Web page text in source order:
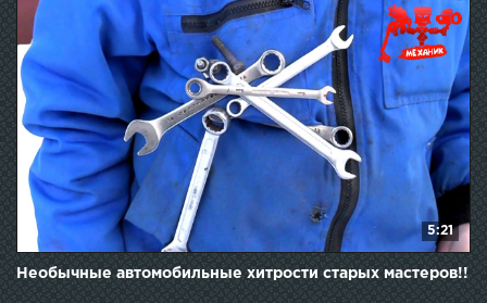
5:21
Необычные автомобильные хитрости старых мастеров!!